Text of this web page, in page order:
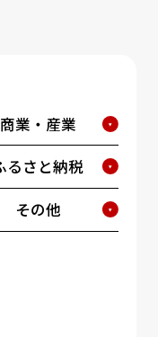
商業・産業
るさと納税
その他